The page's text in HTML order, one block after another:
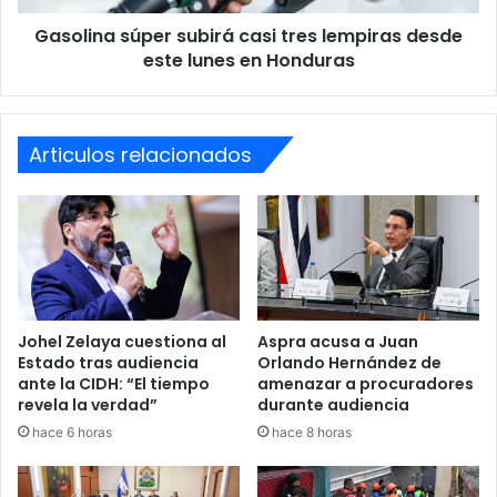
De manera preliminar, las otras dos víctimas fueron
Burke Midence.
Las autoridades continúan realizando diligencias para
móvil del crimen.
Según las investigaciones policiales, los tres jóvenes
habían sido reportados como desaparecidos desde el
pasado lunes 11 de mayo.
Hallazgo ocurrió tras alerta
de incendio
El hallazgo de los cuerpos ocurrió el martes 12 de mayo
lunes
Gasolina súper subirá casi tres lempiras desde
este lunes en Honduras
Articulos relacionados
Johel Zelaya cuestiona al
Estado tras audiencia
ante la CIDH: “El tiempo
revela la verdad”
hace 6 horas
Aspra acusa a Juan
Orlando Hernández de
amenazar a procuradores
durante audiencia
hace 8 horas